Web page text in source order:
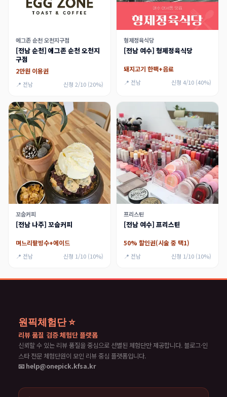
에그존 순천 오천지구점
[전남 순천] 에그존 순천 오천지
구점
2만원 이용권
📍 전남 신청 2/10 (20%)
형제정육식당
[전남 여수] 형제정육식당
돼지고기 한팩+음료
📍 전남 신청 4/10 (40%)
꼬숩커피
[전남 나주] 꼬숩커피
며느리팥빙수+에이드
📍 전남 신청 1/10 (10%)
프리스틴
[전남 여수] 프리스틴
50% 할인권(시술 중 택1)
📍 전남 신청 1/10 (10%)
원픽체험단 ⭐
리뷰 품질 검증 체험단 플랫폼
신뢰할 수 있는 리뷰 품질을 중심으로 선별된 체험단만 제공합니다. 블로그·인
스타 전문 체험단원이 모인 리뷰 중심 플랫폼입니다.
📧 help@onepick.kfsa.kr